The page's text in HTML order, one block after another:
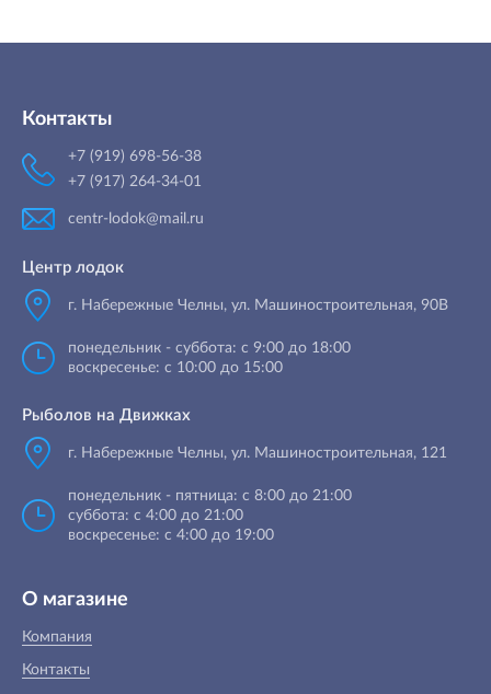
Контакты
+7 (919) 698-56-38
+7 (917) 264-34-01
centr-lodok@mail.ru
Центр лодок
г. Набережные Челны, ул. Машиностроительная, 90B
понедельник - суббота: с 9:00 до 18:00
воскресенье: с 10:00 до 15:00
Рыболов на Движках
г. Набережные Челны, ул. Машиностроительная, 121
понедельник - пятница: с 8:00 до 21:00
суббота: с 4:00 до 21:00
воскресенье: с 4:00 до 19:00
О магазине
Компания
Контакты